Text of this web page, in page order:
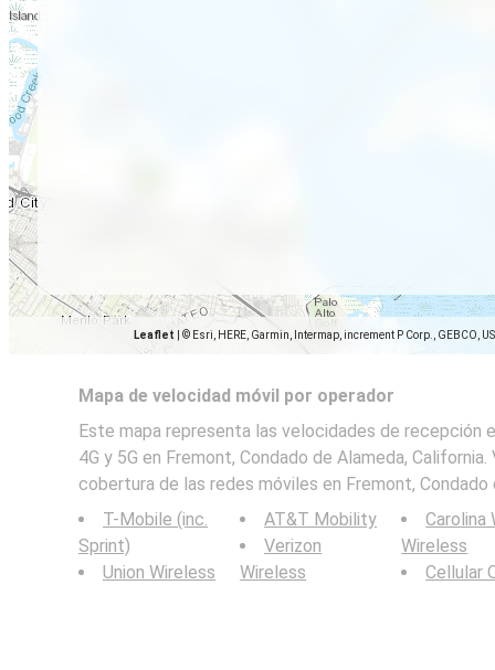
Leaflet © Esri, HERE, Garmin, Intermap, increment P Corp., GEBCO,
Mapa de velocidad móvil por operador
Este mapa representa las velocidades de recepción
4G y 5G en Fremont, Condado de Alameda,
cobertura de las redes móviles en Fremont, Condado
T-Mobile (inc.
Sprint)
Union Wireless
AT&T Mobility
Verizon
Wireless
Carolina
Wireless
Cellular